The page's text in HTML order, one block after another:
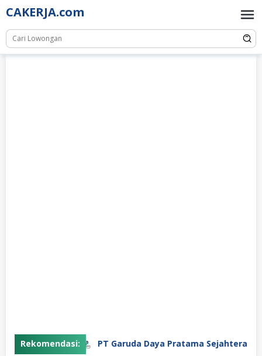
Skip
to
content
CAKERJA.com
Rekomendasi: PT Garuda Daya Pratama Sejahtera